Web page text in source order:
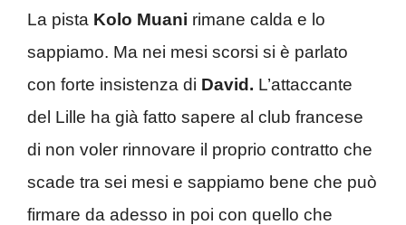
La pista Kolo Muani rimane calda e lo
sappiamo. Ma nei mesi scorsi si è parlato
con forte insistenza di David. L’attaccante
del Lille ha già fatto sapere al club francese
di non voler rinnovare il proprio contratto che
scade tra sei mesi e sappiamo bene che può
firmare da adesso in poi con quello che